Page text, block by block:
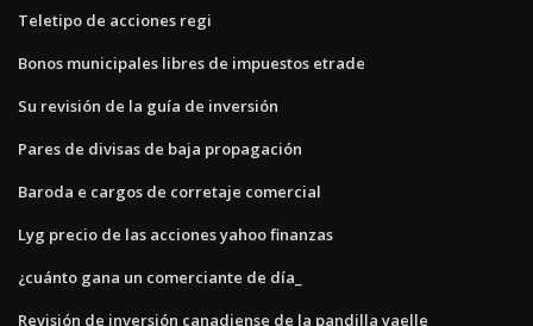
Teletipo de acciones regi
Bonos municipales libres de impuestos etrade
Su revisión de la guía de inversión
Pares de divisas de baja propagación
Baroda e cargos de corretaje comercial
Lyg precio de las acciones yahoo finanzas
¿cuánto gana un comerciante de día_
Revisión de inversión canadiense de la pandilla yaelle